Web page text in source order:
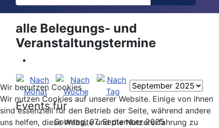
alle Belegungs- und
Veranstaltungstermine
Events für
Sonntag, 07. September 2025
Wir benutzen Cookies
Wir nutzen Cookies auf unserer Website. Einige von ihnen
sind essenziell für den Betrieb der Seite, während andere
uns helfen, diese Website und die Nutzererfahrung zu